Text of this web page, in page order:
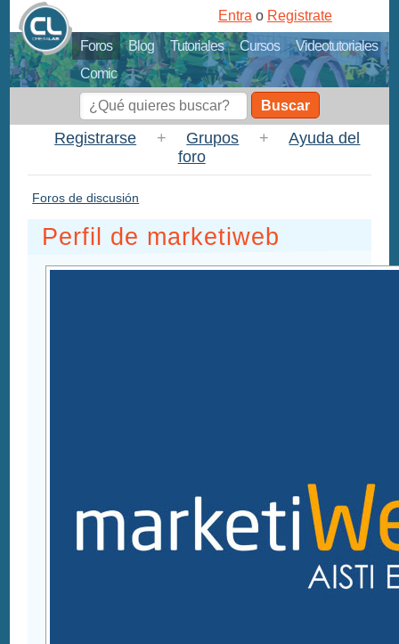
Foros Blog Tutoriales Cursos
Videotutoriales
Comic
Entra o Registrate
Buscar
Registrarse + Grupos +
Ayuda del
foro
Foros de discusión
Perfil de marketiweb